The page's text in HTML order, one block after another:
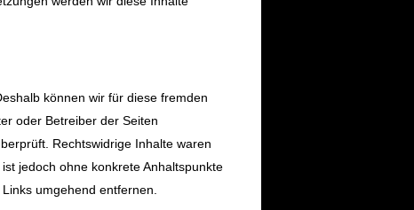
können wir für diese fremden
oder Betreiber der Seiten
Rechtswidrige Inhalte waren
jedoch ohne konkrete Anhaltspunkte
umgehend entfernen.